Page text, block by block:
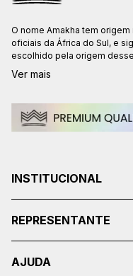
O nome Amakha tem origem
oficiais da África do Sul, e
escolhido pela origem
Ver mais
INSTITUCIONAL
REPRESENTANTE
AJUDA